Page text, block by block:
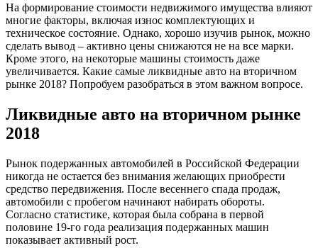
На формирование стоимости недвижимого имущества влияют
многие факторы, включая износ комплектующих и
техническое состояние. Однако, хорошо изучив рынок, можно
сделать вывод – активно цены снижаются не на все марки.
Кроме этого, на некоторые машины стоимость даже
увеличивается. Какие самые ликвидные авто на вторичном
рынке 2018? Попробуем разобраться в этом важном вопросе.
Ликвидные авто на вторичном рынке
2018
Рынок подержанных автомобилей в Российской Федерации
никогда не остается без внимания желающих приобрести
средство передвижения. После весеннего спада продаж,
автомобили с пробегом начинают набирать обороты.
Согласно статистике, которая была собрана в первой
половине 19-го года реализация подержанных машин
показывает активный рост.